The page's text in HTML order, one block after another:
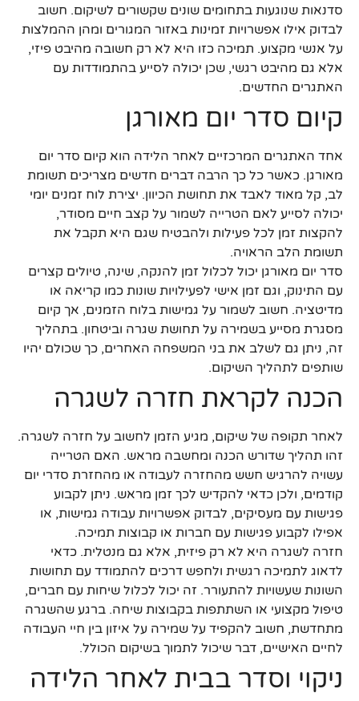
סדנאות שנוגעות בתחומים שונים שקשורים לשיקום. חשוב
לבדוק אילו אפשרויות זמינות באזור המגורים ומהן ההמלצות
על אנשי מקצוע. תמיכה כזו היא לא רק חשובה מהיבט פיזי,
אלא גם מהיבט רגשי, שכן יכולה לסייע בהתמודדות עם
האתגרים החדשים.
קיום סדר יום מאורגן
אחד האתגרים המרכזיים לאחר הלידה הוא קיום סדר יום
מאורגן. כאשר כל כך הרבה דברים חדשים מצריכים תשומת
לב, קל מאוד לאבד את תחושת הכיוון. יצירת לוח זמנים יומי
יכולה לסייע לאם הטרייה לשמור על קצב חיים מסודר,
להקצות זמן לכל פעילות ולהבטיח שגם היא תקבל את
תשומת הלב הראויה.
סדר יום מאורגן יכול לכלול זמן להנקה, שינה, טיולים קצרים
עם התינוק, וגם זמן אישי לפעילויות שונות כמו קריאה או
מדיטציה. חשוב לשמור על גמישות בלוח הזמנים, אך קיום
מסגרת מסייע בשמירה על תחושת שגרה וביטחון. בתהליך
זה, ניתן גם לשלב את בני המשפחה האחרים, כך שכולם יהיו
שותפים לתהליך השיקום.
הכנה לקראת חזרה לשגרה
לאחר תקופה של שיקום, מגיע הזמן לחשוב על חזרה לשגרה.
זהו תהליך שדורש הכנה ומחשבה מראש. האם הטרייה
עשויה להרגיש חשש מהחזרה לעבודה או מהחזרת סדרי יום
קודמים, ולכן כדאי להקדיש לכך זמן מראש. ניתן לקבוע
פגישות עם מעסיקים, לבדוק אפשרויות עבודה גמישות, או
אפילו לקבוע פגישות עם חברות או קבוצות תמיכה.
חזרה לשגרה היא לא רק פיזית, אלא גם מנטלית. כדאי
לדאוג לתמיכה רגשית ולחפש דרכים להתמודד עם תחושות
השונות שעשויות להתעורר. זה יכול לכלול שיחות עם חברים,
טיפול מקצועי או השתתפות בקבוצות שיחה. ברגע שהשגרה
מתחדשת, חשוב להקפיד על שמירה על איזון בין חיי העבודה
לחיים האישיים, דבר שיכול לתמוך בשיקום הכולל.
ניקוי וסדר בבית לאחר הלידה